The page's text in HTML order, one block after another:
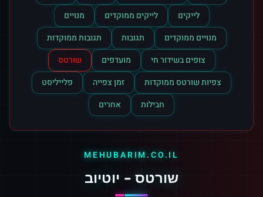
לייקים
לייקים ממוקדים
מנויים
מנויים ממוקדים
תגובות
תגובות ממוקדות
צופים בשידור חי
מועדפים
שורטס
צפיות שורטס ממוקדות
זמן צפייה
פלייליסט
חבילות
אחרים
MEHUBARIM.CO.IL
שורטס - יוטיוב